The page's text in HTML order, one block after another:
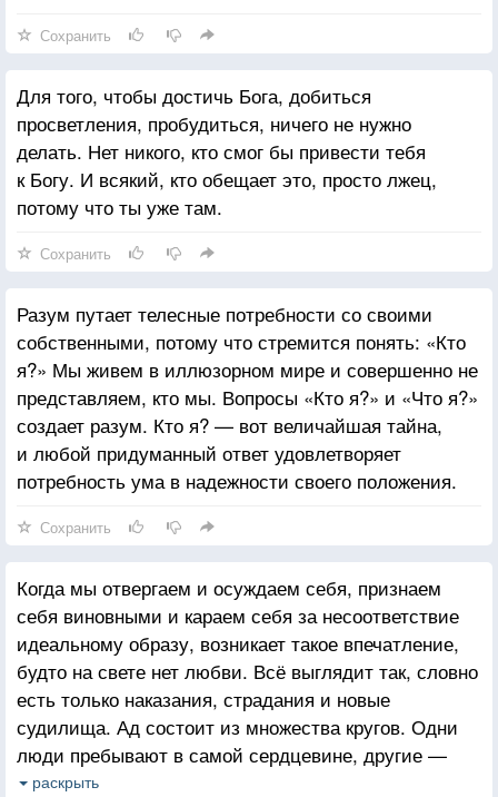
Сохранить
Для того, чтобы достичь Бога, добиться
просветления, пробудиться, ничего не нужно
делать. Нет никого, кто смог бы привести тебя
к Богу. И всякий, кто обещает это, просто лжец,
потому что ты уже там.
Сохранить
Разум путает телесные потребности со своими
собственными, потому что стремится понять: «Кто
я?» Мы живем в иллюзорном мире и совершенно не
представляем, кто мы. Вопросы «Кто я?» и «Что я?»
создает разум. Кто я? — вот величайшая тайна,
и любой придуманный ответ удовлетворяет
потребность ума в надежности своего положения.
Сохранить
Когда мы отвергаем и осуждаем себя, признаем
себя виновными и караем себя за несоответствие
идеальному образу, возникает такое впечатление,
будто на свете нет любви. Всё выглядит так, словно
есть только наказания, страдания и новые
судилища. Ад состоит из множества кругов. Одни
люди пребывают в самой сердцевине, другие —
лишь на самых внешних уровнях, но, так или иначе,
раскрыть